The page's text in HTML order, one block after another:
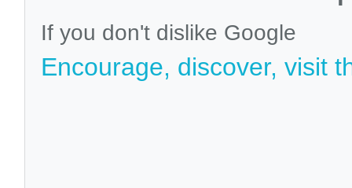
If you don't dislike Google
Encourage, discover, visit